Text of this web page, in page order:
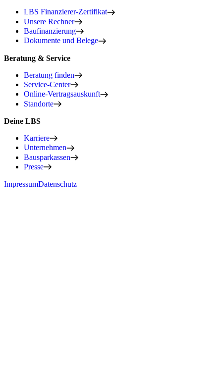
LBS Finanzierer-Zertifikat
Unsere Rechner
Baufinanzierung
Dokumente und Belege
Beratung & Service
Beratung finden
Service-Center
Online-Vertragsauskunft
Standorte
Deine LBS
Karriere
Unternehmen
Bausparkassen
Presse
ImpressumDatenschutz